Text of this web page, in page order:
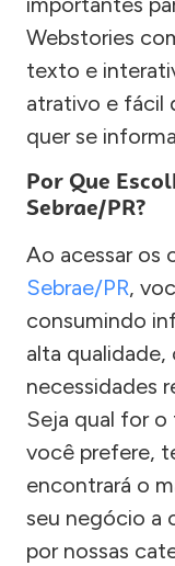
Webstories
texto e
atrativo e fácil
quer se
Por Que
Sebrae/PR?
Ao acessar os
Sebrae/PR,
consumindo
alta qualidade,
necessidades
Seja qual for
você prefere,
encontrará o
seu negócio a
por nossas